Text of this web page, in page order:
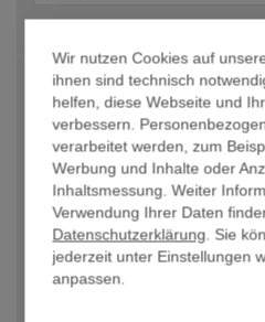
Wir nutzen Cookies auf
ihnen sind technisch
helfen, diese Webseite und
verbessern.
verarbeitet werden, zum
Werbung und Inhalte oder
Inhaltsmessung. Weiter
Verwendung Ihrer Daten
Datenschutzerklärung. Sie
jederzeit unter Einstellungen
anpassen.
Druckdaten
Datenupload nach